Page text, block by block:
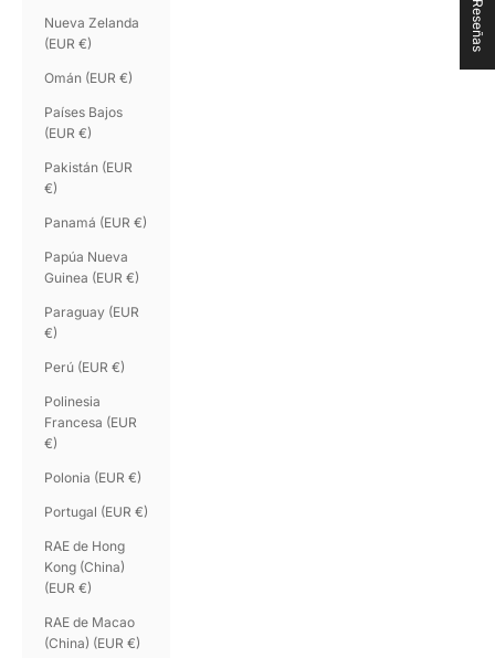
Nueva Zelanda
(EUR €)
Omán (EUR €)
Países Bajos
(EUR €)
Pakistán (EUR
€)
Panamá (EUR €)
Papúa Nueva
Guinea (EUR €)
Paraguay (EUR
€)
Perú (EUR €)
Polinesia
Francesa (EUR
€)
Polonia (EUR €)
Portugal (EUR €)
RAE de Hong
Kong (China)
(EUR €)
RAE de Macao
(China) (EUR €)
★ Reseñas